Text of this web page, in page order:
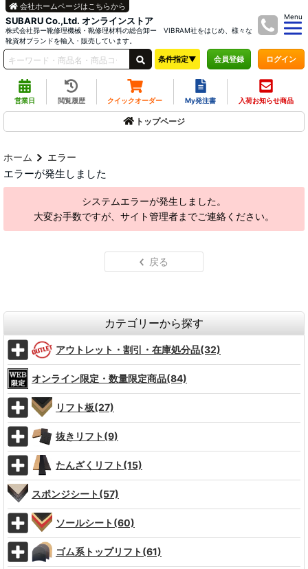
SUBARU Co.,Ltd. オンラインストア
株式会社昴ー靴修理機械・靴修理材料の総合卸ー VIBRAM社をはじめ、様々な
靴資材ブランドを輸入・販売しています。
Menu
会社ホームページはこちらから
条件指定▼ 会員登録 ログイン
営業日 閲覧履歴 クイックオーダー My発注書 入荷お知らせ商品
トップページ
ホーム エラー
エラーが発生しました
システムエラーが発生しました。
大変お手数ですが、サイト管理者までご連絡ください。
戻る
カテゴリーから探す
アウトレット・割引・在庫処分品(32)
オンライン限定・数量限定商品(84)
リフト板(27)
抜きリフト(9)
たんざくリフト(15)
スポンジシート(57)
ソールシート(60)
ゴム系トップリフト(61)